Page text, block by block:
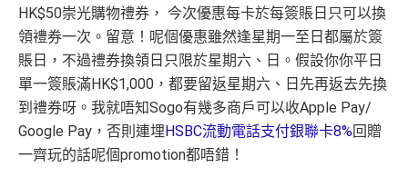
HK$50崇光購物禮券， 今次優惠每卡於每簽賬日只可以換
領禮券一次。留意！呢個優惠雖然逢星期一至日都屬於簽
賬日，不過禮券換領日只限於星期六、日。假設你你平日
單一簽賬滿HK$1,000，都要留返星期六、日先再返去先換
到禮券呀。我就唔知Sogo有幾多商戶可以收Apple Pay/
Google Pay，否則連埋 HSBC流動電話支付銀聯卡8% 回贈
一齊玩的話呢個promotion都唔錯！